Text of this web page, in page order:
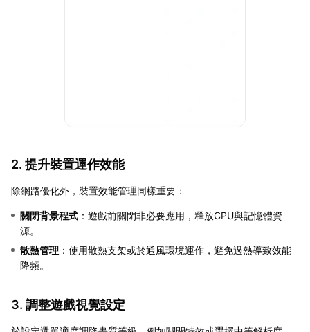
2. 提升裝置運作效能
除網路優化外，裝置效能管理同樣重要：
關閉背景程式 ：遊戲前關閉非必要應用，釋放CPU與記憶體資
源。
散熱管理 ：使用散熱支架或於通風環境運作，避免過熱導致效能
降頻。
3. 調整遊戲視覺設定